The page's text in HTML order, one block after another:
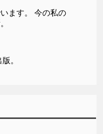
ます。 今の私の
。